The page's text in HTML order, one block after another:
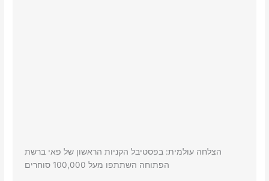
הצלחה עולמית: בפסטיבל הקניות הראשון של פאי ברשת
הפתוחה השתתפו מעל 100,000 סוחרים